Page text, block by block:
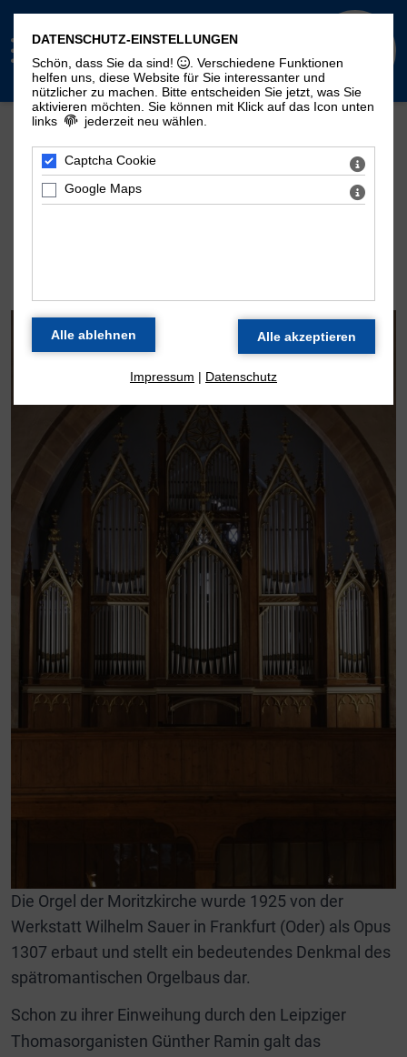
Mehr Seiten zum Thema "Moritzorgel":
Geschichte
Zeitstrahl
Disposition
Kontakt
Die Orgel der Moritzkirche wurde 1925 von der
Werkstatt Wilhelm Sauer in Frankfurt (Oder) als Opus
1307 erbaut und stellt ein bedeutendes Denkmal des
spätromantischen Orgelbaus dar.
Schon zu ihrer Einweihung durch den Leipziger
Thomasorganisten Günther Ramin galt das
DATENSCHUTZ-EINSTELLUNGEN
Schön, dass Sie da sind!
. Verschiedene Funktionen
helfen uns, diese Website für Sie interessanter und
nützlicher zu machen.
Bitte entscheiden Sie jetzt, was Sie
aktivieren möchten. Sie können mit Klick auf das Icon unten
links
jederzeit neu wählen.
Captcha Cookie
Google Maps
Impressum | Datenschutz